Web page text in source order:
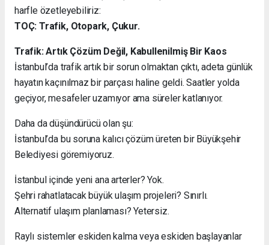
harfle özetleyebiliriz:
TOÇ: Trafik, Otopark, Çukur.
Trafik: Artık Çözüm Değil, Kabullenilmiş Bir Kaos
İstanbul’da trafik artık bir sorun olmaktan çıktı, adeta günlük
hayatın kaçınılmaz bir parçası haline geldi. Saatler yolda
geçiyor, mesafeler uzamıyor ama süreler katlanıyor.
Daha da düşündürücü olan şu:
İstanbul’da bu soruna kalıcı çözüm üreten bir Büyükşehir
Belediyesi göremiyoruz.
İstanbul içinde yeni ana arterler? Yok.
Şehri rahatlatacak büyük ulaşım projeleri? Sınırlı.
Alternatif ulaşım planlaması? Yetersiz.
Raylı sistemler eskiden kalma veya eskiden başlayanlar